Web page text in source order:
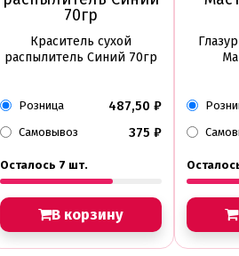
Краситель сухой
распылитель Синий 70гр
Розница 487,50 ₽
Самовывоз 375 ₽
Осталось 7 шт.
В корзину